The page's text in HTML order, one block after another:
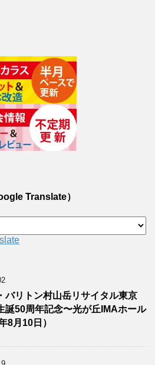
Translate）
バリトン村山岳リサイタル東京
誕50周年記念〜光が丘IMAホール
8月10日）